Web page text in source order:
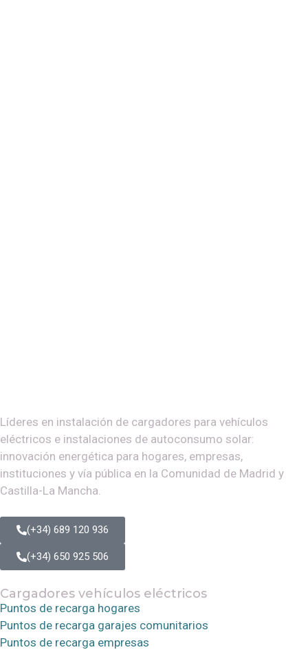
Líderes en instalación de cargadores para vehículos
eléctricos e instalaciones de autoconsumo solar:
innovación energética para hogares, empresas,
instituciones y vía pública en la Comunidad de Madrid y
Castilla-La Mancha.
(+34) 689 120 936
(+34) 650 925 506
Cargadores vehículos eléctricos
Puntos de recarga hogares
Puntos de recarga garajes comunitarios
Puntos de recarga empresas